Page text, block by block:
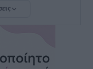
δήμοι και ΠΣ,
σε Ελλάδα